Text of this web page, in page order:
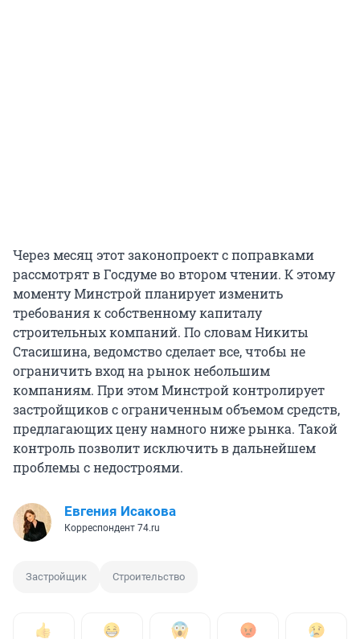
Через месяц этот законопроект с поправками
рассмотрят в Госдуме во втором чтении. К этому
моменту Минстрой планирует изменить
требования к собственному капиталу
строительных компаний. По словам Никиты
Стасишина, ведомство сделает все, чтобы не
ограничить вход на рынок небольшим
компаниям. При этом Минстрой контролирует
застройщиков с ограниченным объемом средств,
предлагающих цену намного ниже рынка. Такой
контроль позволит исключить в дальнейшем
проблемы с недостроями.
Евгения Исакова
Корреспондент 74.ru
Застройщик Строительство